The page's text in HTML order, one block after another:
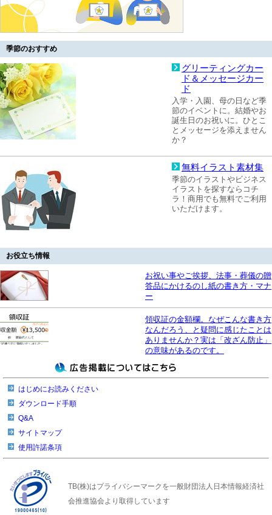
季節のおすすめ
グリーティングカー
ド＆メッセージカー
ド
入学・入園、母の日など季
節のイベントに。結婚やお
誕生日のお祝いに。ひとこ
とメッセージを添えません
か？
無料イラスト素材集
季節のイラストやビジネス
イラストを探すならコチ
ラ！商用でも無料でご利用
いただけます。
お役立ち情報
お祝い事やご挨拶、法事・葬儀の贈
答品にかけるのし紙の書き方・マナ
ー
領収証の金額欄。なぜこんな書き方
なんだろう、と疑問に感じたことは
ありませんか？実は「改ざん防止」
の意味があるのです。
はじめにお読みください
ダウンロード手順
Q&A
サイトマップ
使用許諾条項
TB(株)はプライバシーマークを一般財団法人日本情報経済社
会推進協会より取得しています